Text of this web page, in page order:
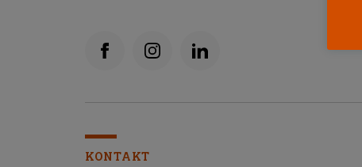
KONTAKT